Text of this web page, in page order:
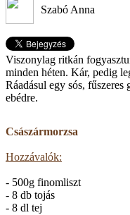
Szabó Anna
Viszonylag ritkán
minden héten. Kár, pedig
Ráadásul egy sós, fűszeres
ebédre.
Császármorzsa
Hozzávalók:
- 500g finomliszt
- 8 db tojás
- 8 dl tej